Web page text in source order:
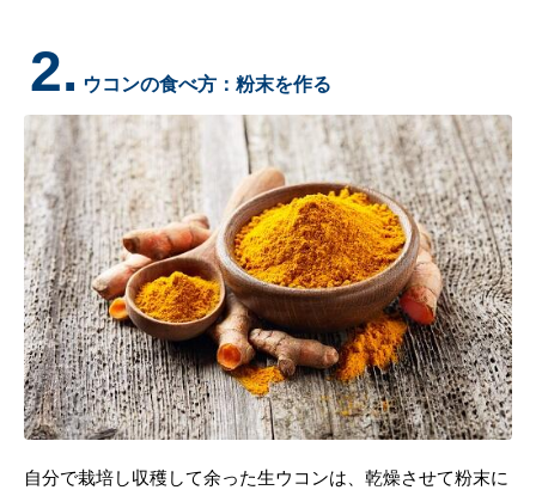
2. ウコンの食べ方：粉末を作る
自分で栽培し収穫して余った生ウコンは、乾燥させて粉末に